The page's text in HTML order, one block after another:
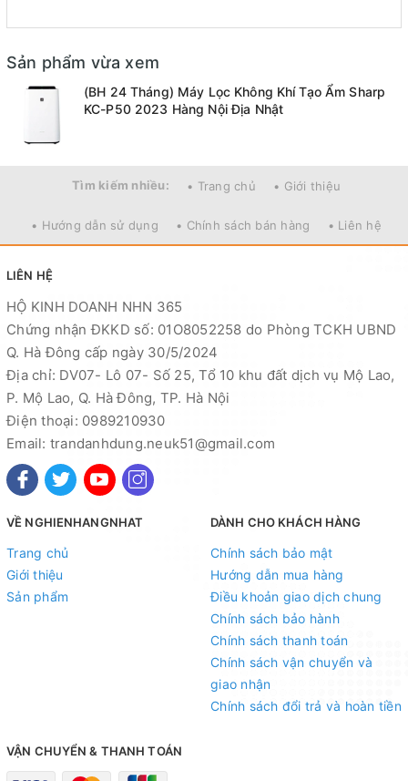
Sản phẩm vừa xem
(BH 24 Tháng) Máy Lọc Không Khí Tạo Ẩm Sharp
KC-P50 2023 Hàng Nội Địa Nhật
Tìm kiếm nhiều: • Trang chủ • Giới thiệu
• Hướng dẫn sử dụng • Chính sách bán hàng • Liên hệ
LIÊN HỆ
HỘ KINH DOANH NHN 365
Chứng nhận ĐKKD số: 01O8052258 do Phòng TCKH UBND
Q. Hà Đông cấp ngày 30/5/2024
Địa chỉ: DV07- Lô 07- Số 25, Tổ 10 khu đất dịch vụ Mộ Lao,
P. Mộ Lao, Q. Hà Đông, TP. Hà Nội
Điện thoại: 0989210930
Email: trandanhdung.neuk51@gmail.com
VỀ NGHIENHANGNHAT
Trang chủ
Giới thiệu
Sản phẩm
DÀNH CHO KHÁCH HÀNG
Chính sách bảo mật
Hướng dẫn mua hàng
Điều khoản giao dịch chung
Chính sách bảo hành
Chính sách thanh toán
Chính sách vận chuyển và
giao nhận
Chính sách đổi trả và hoàn tiền
VẬN CHUYỂN & THANH TOÁN